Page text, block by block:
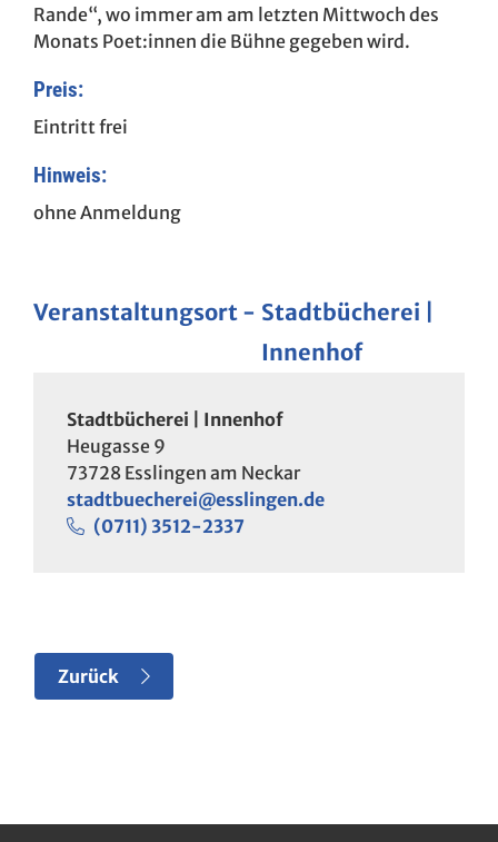
Rande“, wo immer am am letzten Mittwoch des
Monats Poet:innen die Bühne gegeben wird.
Preis:
Eintritt frei
Hinweis:
ohne Anmeldung
Veranstaltungsort
Stadtbücherei |
Innenhof
Stadtbücherei | Innenhof
Heugasse 9
73728 Esslingen am Neckar
stadtbuecherei@esslingen.de
(0711) 3512-2337
Zurück